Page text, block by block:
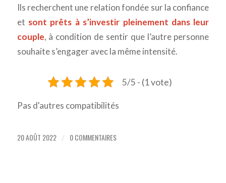
Ils recherchent une relation fondée sur la confiance
et sont prêts à s’investir pleinement dans leur
couple, à condition de sentir que l’autre personne
souhaite s’engager avec la même intensité.
5/5 - (1 vote)
Pas d'autres compatibilités
20 AOÛT 2022 / 0 COMMENTAIRES